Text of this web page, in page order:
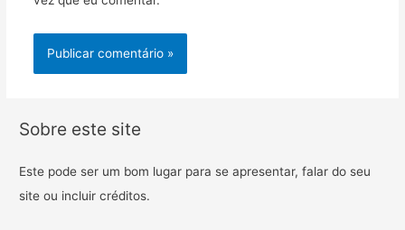
Sobre este site
Este pode ser um bom lugar para se apresentar, falar do seu
site ou incluir créditos.